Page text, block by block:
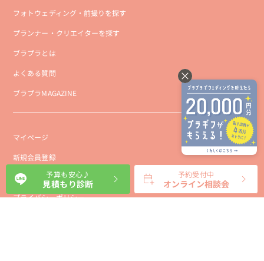
フォトウェディング・前撮りを探す
プランナー・クリエイターを探す
ブラプラとは
よくある質問
ブラプラMAGAZINE
マイページ
新規会員登録
会社概要
プライバシーポリシー
予算も安心♪
見積もり診断
予約受付中
オンライン相談会